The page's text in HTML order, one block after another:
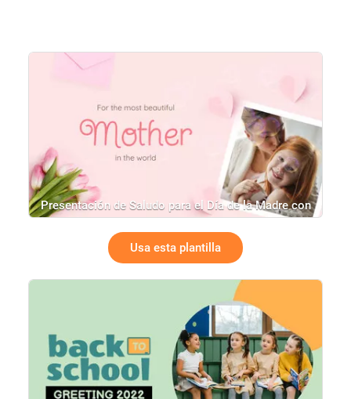
Presentación de Saludo para el Día de la Madre con
Diseño Floral en Rosa
Usa esta plantilla